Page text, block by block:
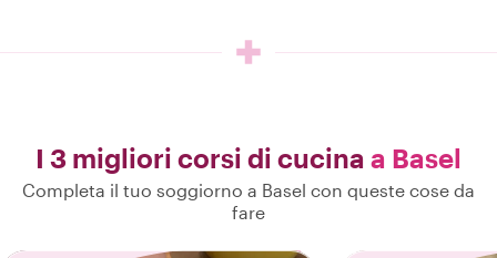
I 3 migliori corsi di cucina a Basel
Completa il tuo soggiorno a Basel con queste cose da
fare